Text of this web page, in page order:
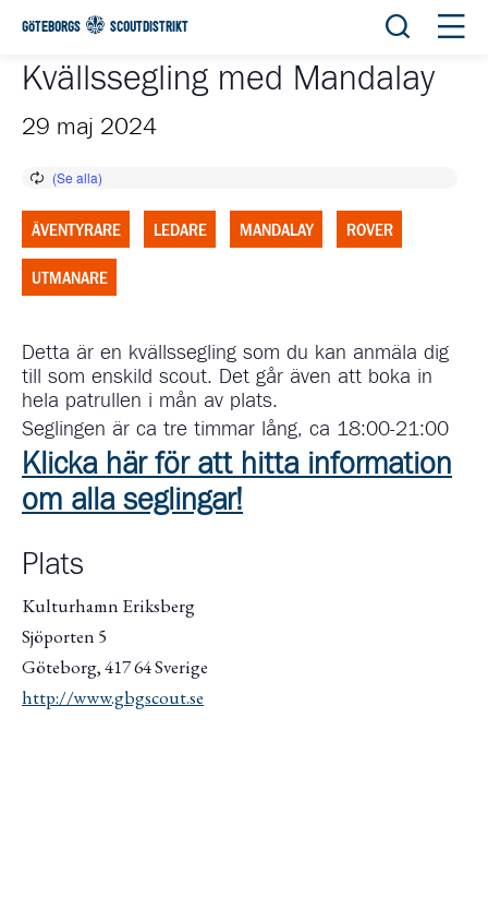
GÖTEBORGS SCOUTDISTRIKT Öppna
Kvällssegling med Mandalay
29 maj 2024
ÄVENTYRARE LEDARE MANDALAY ROVER
UTMANARE
Detta är en kvällssegling som du kan anmäla dig
till som enskild scout. Det går även att boka in
hela patrullen i mån av plats.
Seglingen är ca tre timmar lång, ca 18:00-21:00
Klicka här för att hitta information
om alla seglingar!
Plats
Kulturhamn Eriksberg
Sjöporten 5
Göteborg,417 64Sverige
http://www.gbgscout.se